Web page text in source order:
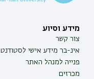
מידע וסיוע
צור קשר
אינ-בר מידע אישי לסטודנט
פנייה למנהל האתר
מכרזים